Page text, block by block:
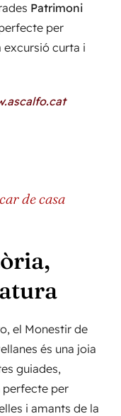
Patrimoni
per
excursió curta i
de casa
el Monestir de
és una joia
guiades,
perfecte per
i amants de la